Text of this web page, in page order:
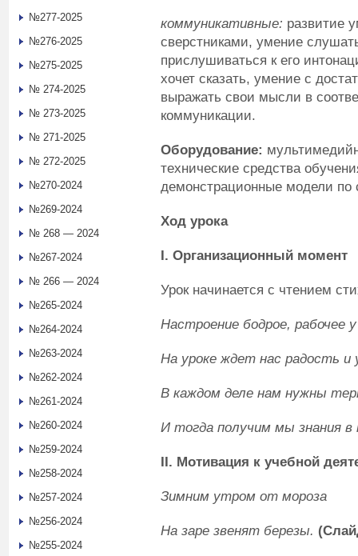
коммуникативные: развитие
сверстниками, умение
прислушиваться к его
хочет сказать, умение с
выражать свои мысли в
коммуникации.
Оборудование:
технические средства
демонстрационные модели
Ход урока
I. Организационный момент
Урок начинается с чтением
Настроение бодрое, рабочее
На уроке ждет нас радость и
В каждом деле нам нужны
И тогда получим мы знания в
II. Мотивация к учебной
Зимним утром от мороза
На заре звенят березы.
№277-2025
№276-2025
№275-2025
№ 274-2025
№ 273-2025
№ 271-2025
№ 272-2025
№270-2024
№269-2024
№ 268 — 2024
№267-2024
№ 266 — 2024
№265-2024
№264-2024
№263-2024
№262-2024
№261-2024
№260-2024
№259-2024
№258-2024
№257-2024
№256-2024
№255-2024